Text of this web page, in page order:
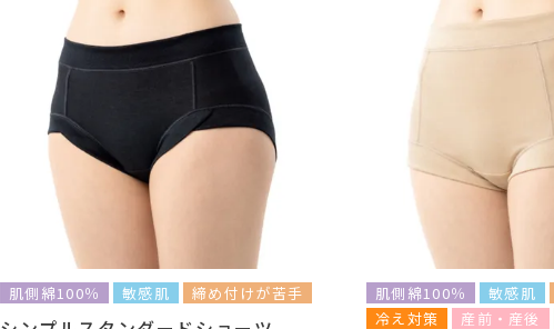
肌側綿100％ 敏感肌 締め付けが苦手 肌側綿100％ 敏感肌
冷え対策
産前・産後